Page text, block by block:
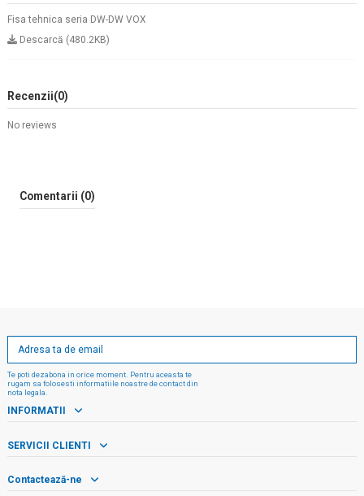
Fisa tehnica seria DW-DW VOX
Descarcă (480.2KB)
Recenzii(0)
No reviews
Comentarii (0)
Te poti dezabona in orice moment. Pentru aceasta te
rugam sa folosesti informatiile noastre de contact din
nota legala.
INFORMATII
SERVICII CLIENTI
Contactează-ne